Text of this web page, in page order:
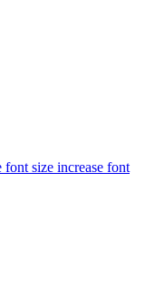
increase font